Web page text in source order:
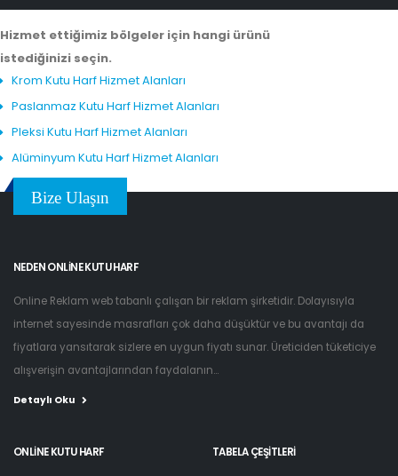
Hizmet ettiğimiz bölgeler için hangi ürünü
istediğinizi seçin.
Krom Kutu Harf Hizmet Alanları
Paslanmaz Kutu Harf Hizmet Alanları
Pleksi Kutu Harf Hizmet Alanları
Alüminyum Kutu Harf Hizmet Alanları
Bize Ulaşın
NEDEN ONLINE KUTU HARF
Online Reklam web tabanlı çalışan bir reklam şirketidir. Dolayısıyla
internet sayesinde masrafları çok daha düşüktür ve bu avantajı da
fiyatlara yansıtarak sizlere en uygun fiyatı sunar. Üreticiden tüketiciye
alışverişin avantajlarından faydalanın...
Detaylı Oku
ONLINE KUTU HARF TABELA ÇEŞITLERI